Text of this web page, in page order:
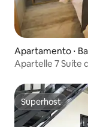
Apartamento ⋅
Apartelle 7 Suíte
Superhost
Superhost